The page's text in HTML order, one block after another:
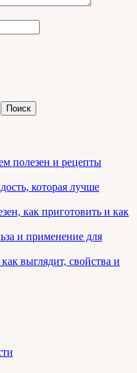
полезен и рецепты
которая лучше
как приготовить и как
и применение для
выглядит, свойства и